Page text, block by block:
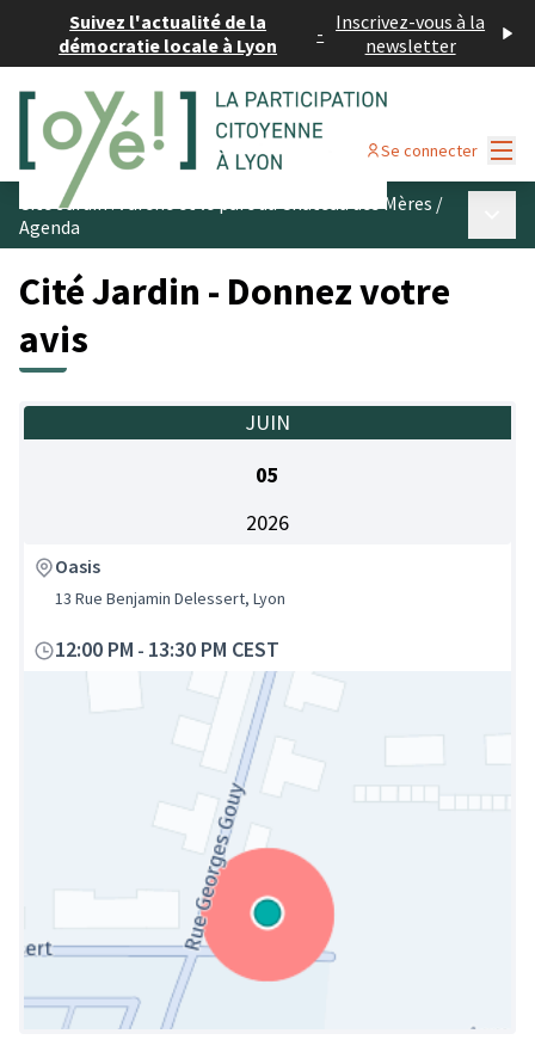
Suivez l'actualité de la
démocratie locale à Lyon
- Inscrivez-vous à la
newsletter
Se connecter
Cité Jardin : l’arène et le parc du Château des Mères /
Agenda
Cité Jardin - Donnez votre
avis
JUIN
05
2026
Oasis
13 Rue Benjamin Delessert, Lyon
12:00 PM - 13:30 PM CEST